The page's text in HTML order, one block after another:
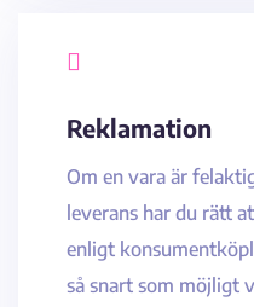

Reklamation
Om en vara är
leverans har du rätt
enligt
så snart som möjligt